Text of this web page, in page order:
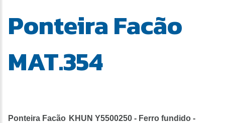
Ponteira Facão
MAT.354
Ponteira Facão KHUN Y5500250 - Ferro fundido -